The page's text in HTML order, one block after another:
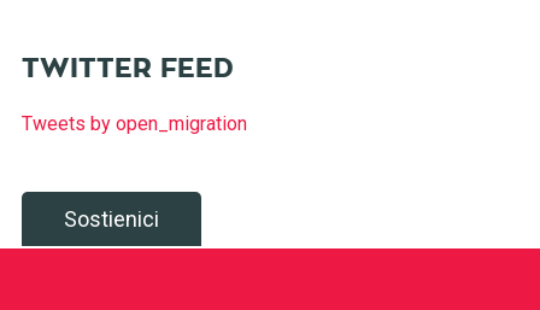
TWITTER FEED
Tweets by open_migration
Sostienici